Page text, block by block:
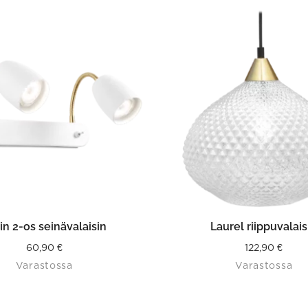
OSTOSKORIIN
2-os seinävalaisin
60,90 €
Varastossa
LISÄÄ
Laurel
122,90€
Varastossa